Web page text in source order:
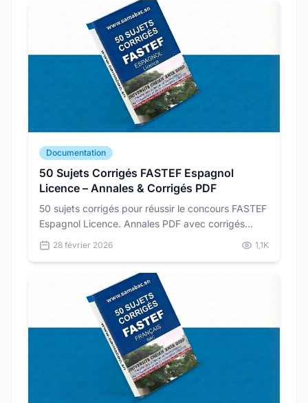
Documentation
50 Sujets Corrigés FASTEF Espagnol
Licence – Annales & Corrigés PDF
50 sujets corrigés pour réussir le concours FASTEF
Espagnol Licence. Annales PDF avec corrigés
détaillés pour vous préparer dans les conditions
réelles du concours.
28 février 2026 1,1K